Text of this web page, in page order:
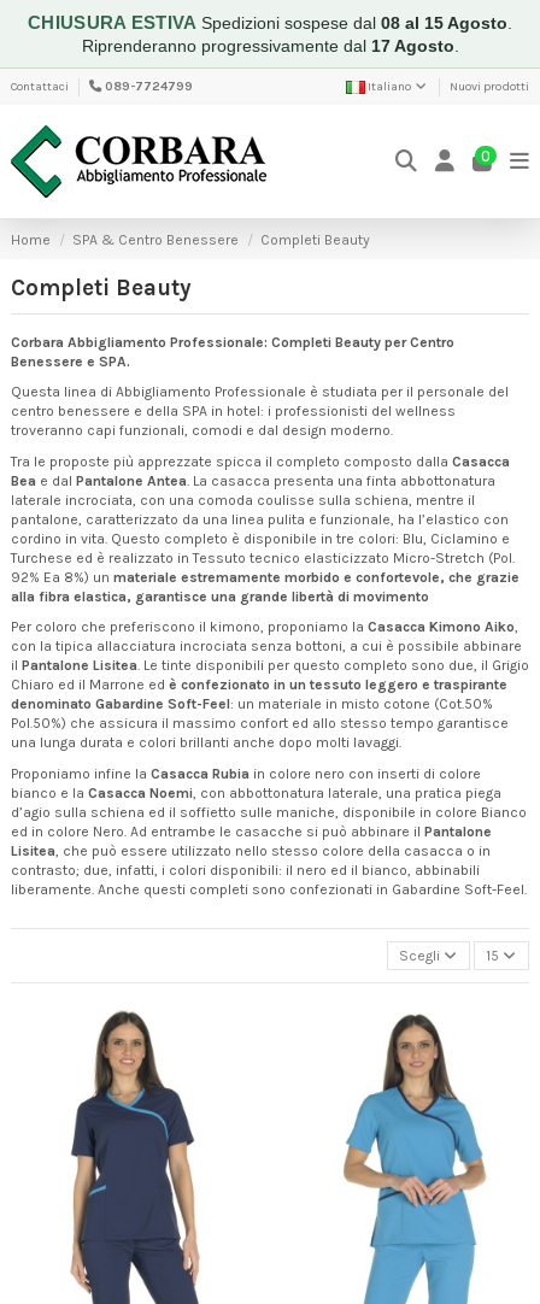
CHIUSURA ESTIVA Spedizioni sospese dal 08 al 15 Agosto
Riprenderanno progressivamente dal 17 Agosto
Contattaci 089-7724799 Italiano Nuovi prodotti
0
Home SPA & Centro Benessere Completi Beauty
Completi Beauty
Corbara Abbigliamento Professionale: Completi Beauty per Centro
Benessere e SPA.
Questa linea di Abbigliamento Professionale è studiata per il personale del
centro benessere e della SPA in hotel: i professionisti del wellness
troveranno capi funzionali, comodi e dal design moderno.
Tra le proposte più apprezzate spicca il completo composto dalla Casacca
Bea e dal Pantalone Antea. La casacca presenta una finta abbottonatura
laterale incrociata, con una comoda coulisse sulla schiena, mentre il
pantalone, caratterizzato da una linea pulita e funzionale, ha l’elastico con
cordino in vita. Questo completo è disponibile in tre colori: Blu, Ciclamino e
Turchese ed è realizzato in Tessuto tecnico elasticizzato Micro-Stretch (Pol.
92% Ea 8%) un materiale estremamente morbido e confortevole, che grazie
alla fibra elastica, garantisce una grande libertà di movimento
Per coloro che preferiscono il kimono, proponiamo la Casacca Kimono Aiko,
con la tipica allacciatura incrociata senza bottoni, a cui è possibile abbinare
il Pantalone Lisitea. Le tinte disponibili per questo completo sono due, il Grigio
Chiaro ed il Marrone ed è confezionato in un tessuto leggero e traspirante
denominato Gabardine Soft-Feel: un materiale in misto cotone (Cot.50%
Pol.50%) che assicura il massimo confort ed allo stesso tempo garantisce
una lunga durata e colori brillanti anche dopo molti lavaggi.
Proponiamo infine la Casacca Rubia in colore nero con inserti di colore
bianco e la Casacca Noemi, con abbottonatura laterale, una pratica piega
d’agio sulla schiena ed il soffietto sulle maniche, disponibile in colore Bianco
ed in colore Nero. Ad entrambe le casacche si può abbinare il Pantalone
Lisitea, che può essere utilizzato nello stesso colore della casacca o in
contrasto; due, infatti, i colori disponibili: il nero ed il bianco, abbinabili
liberamente. Anche questi completi sono confezionati in Gabardine Soft-Feel.
Scegli 15